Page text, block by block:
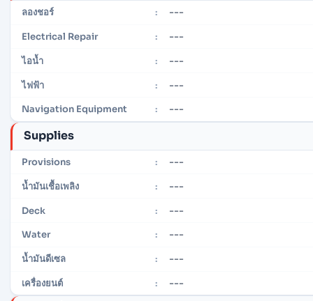
ลองชอร์ : ---
Electrical Repair : ---
ไอน้ำ : ---
ไฟฟ้า : ---
Navigation Equipment : ---
Supplies
Provisions : ---
น้ำมันเชื้อเพลิง : ---
Deck : ---
Water : ---
น้ำมันดีเซล : ---
เครื่องยนต์ : ---